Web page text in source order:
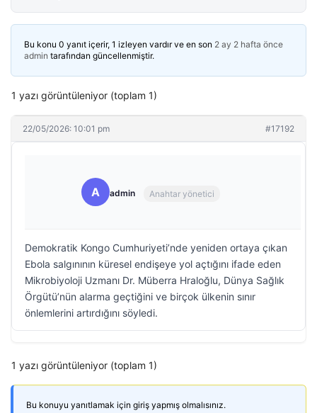
Bu konu 0 yanıt içerir, 1 izleyen vardır ve en son 2 ay 2 hafta önce
admin tarafından güncellenmiştir.
1 yazı görüntüleniyor (toplam 1)
22/05/2026: 10:01 pm #17192
A admin Anahtar yönetici
Demokratik Kongo Cumhuriyeti’nde yeniden ortaya çıkan
Ebola salgınının küresel endişeye yol açtığını ifade eden
Mikrobiyoloji Uzmanı Dr. Müberra Hraloğlu, Dünya Sağlık
Örgütü’nün alarma geçtiğini ve birçok ülkenin sınır
önlemlerini artırdığını söyledi.
1 yazı görüntüleniyor (toplam 1)
Bu konuyu yanıtlamak için giriş yapmış olmalısınız.